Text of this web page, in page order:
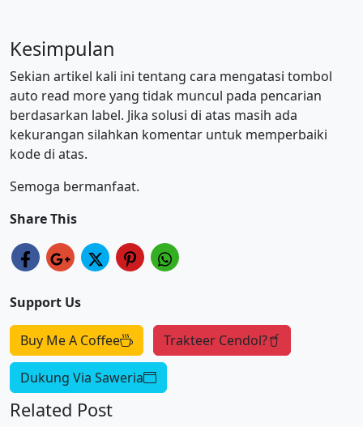
Kesimpulan
Sekian artikel kali ini tentang cara mengatasi tombol
auto read more yang tidak muncul pada pencarian
berdasarkan label. Jika solusi di atas masih ada
kekurangan silahkan komentar untuk memperbaiki
kode di atas.
Semoga bermanfaat.
Share This
Support Us
Buy Me A Coffee Trakteer Cendol?
Dukung Via Saweria
Related Post